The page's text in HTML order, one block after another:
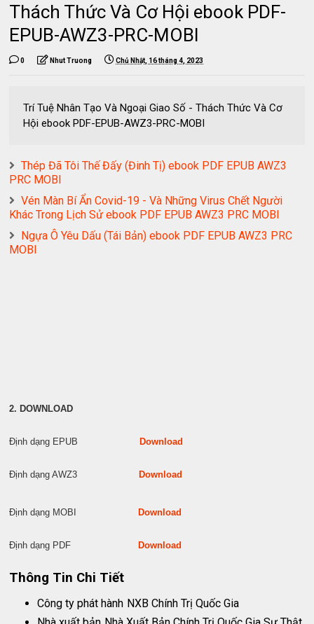
Thách Thức Và Cơ Hội ebook PDF-
EPUB-AWZ3-PRC-MOBI
0 Nhut Truong Chủ Nhật, 16 tháng 4, 2023
Trí Tuệ Nhân Tạo Và Ngoại Giao Số - Thách Thức Và Cơ
Hội ebook PDF-EPUB-AWZ3-PRC-MOBI
Thép Đã Tôi Thế Đấy (Đinh Tị) ebook PDF EPUB AWZ3
PRC MOBI
Vén Màn Bí Ẩn Covid-19 - Và Những Virus Chết Người
Khác Trong Lịch Sử ebook PDF EPUB AWZ3 PRC MOBI
Ngựa Ô Yêu Dấu (Tái Bản) ebook PDF EPUB AWZ3 PRC
MOBI
2. DOWNLOAD
Định dạng EPUB Download
Định dạng AWZ3 Download
Định dạng MOBI Download
Định dạng PDF Download
Thông Tin Chi Tiết
Công ty phát hành NXB Chính Trị Quốc Gia